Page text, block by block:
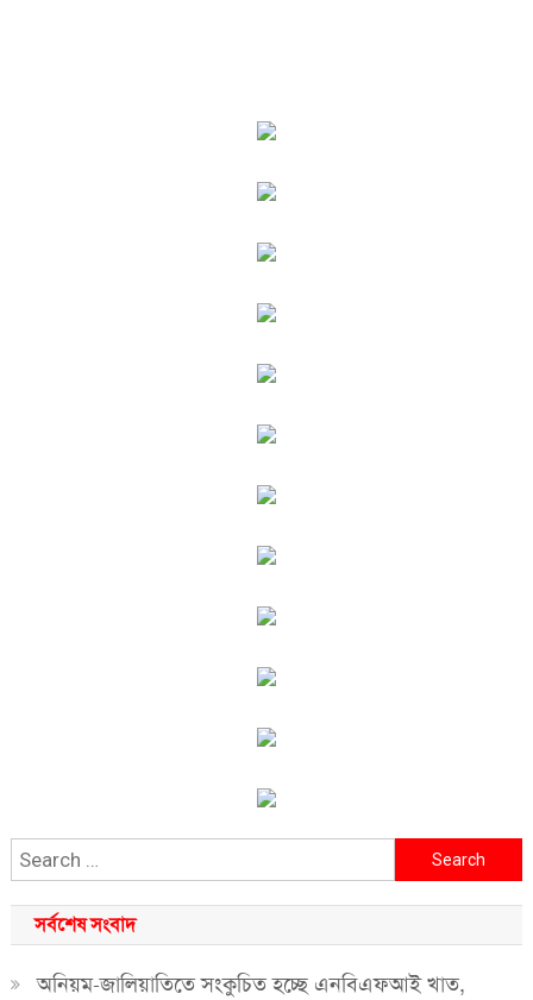
Search
for:
সর্বশেষ সংবাদ
অনিয়ম-জালিয়াতিতে সংকুচিত হচ্ছে এনবিএফআই খাত,